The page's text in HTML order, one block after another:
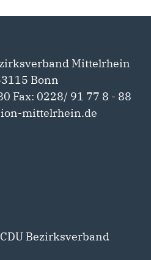
Mittelrhein
Bonn
Fax: 0228/ 91 77 8 - 88
mittelrhein.de
Bezirksverband